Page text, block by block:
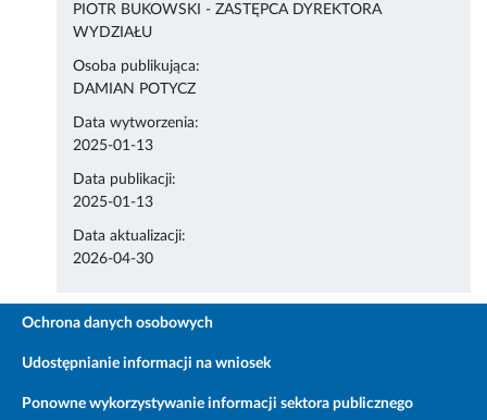
PIOTR BUKOWSKI - ZASTĘPCA DYREKTORA
WYDZIAŁU
Osoba publikująca:
DAMIAN POTYCZ
Data wytworzenia:
2025-01-13
Data publikacji:
2025-01-13
Data aktualizacji:
2026-04-30
Ochrona danych osobowych
Udostępnianie informacji na wniosek
Ponowne wykorzystywanie informacji sektora publicznego